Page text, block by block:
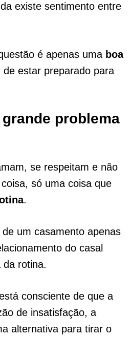
existe sentimento entre
é apenas uma boa
estar preparado para
problema
se respeitam e não
só uma coisa que
.
um casamento apenas
do casal
rotina.
consciente de que a
de insatisfação, a
alternativa para tirar o